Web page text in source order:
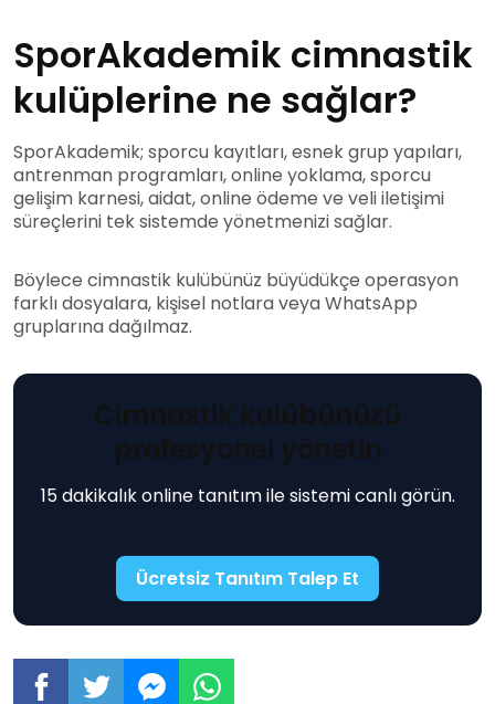
SporAkademik cimnastik
kulüplerine ne sağlar?
SporAkademik; sporcu kayıtları, esnek grup yapıları,
antrenman programları, online yoklama, sporcu
gelişim karnesi, aidat, online ödeme ve veli iletişimi
süreçlerini tek sistemde yönetmenizi sağlar.
Böylece cimnastik kulübünüz büyüdükçe operasyon
farklı dosyalara, kişisel notlara veya WhatsApp
gruplarına dağılmaz.
Cimnastik kulübünüzü
profesyonel yönetin
15 dakikalık online tanıtım ile sistemi canlı görün.
Ücretsiz Tanıtım Talep Et
Cimnastik
Kulübü
Cimnastik
Kulübü
Cimnastik
Kulübü
Cimnastik
Kulübü